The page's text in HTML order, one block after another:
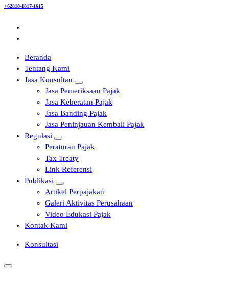
+62818-1817-1615
Beranda
Tentang Kami
Jasa Konsultan
Jasa Pemeriksaan Pajak
Jasa Keberatan Pajak
Jasa Banding Pajak
Jasa Peninjauan Kembali Pajak
Regulasi
Peraturan Pajak
Tax Treaty
Link Referensi
Publikasi
Artikel Perpajakan
Galeri Aktivitas Perusahaan
Video Edukasi Pajak
Kontak Kami
Konsultasi